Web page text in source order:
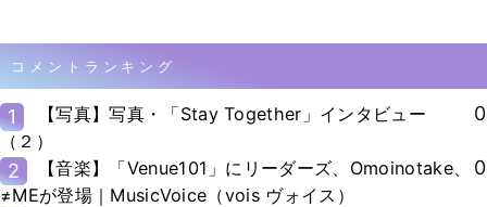
コメントランキング
1
【写真】写真・「Stay Together」インタビュー
（２）
0
2
【音楽】「Venue101」にリーダーズ、Omoinotake、
≠MEが登場｜MusicVoice（vois ヴォイス）
0